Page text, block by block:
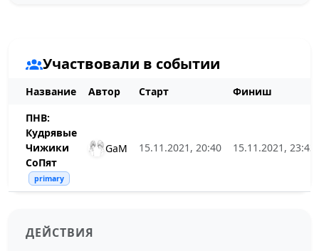
Участвовали в событии
Название Автор Старт
Финиш
ПНВ:
Кудрявые
Чижики
СоПят
primary
GaM 15.11.2021, 20:40 15.11.2021, 23:43
ДЕЙСТВИЯ